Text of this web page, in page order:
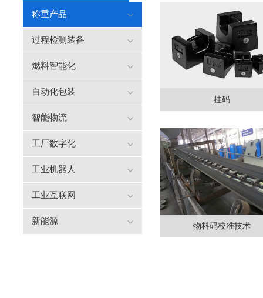
称重产品
过程检测装备
燃料智能化
自动化包装
智能物流
工厂数字化
工业机器人
工业互联网
新能源
挂码
物料码校准技术